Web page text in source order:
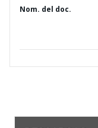
Nom. del doc.